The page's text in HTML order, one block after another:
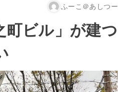
ふーこ＠あしつー
町ビル」が建つ